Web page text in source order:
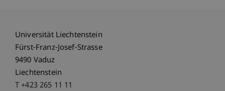
Universität Liechtenstein
Fürst-Franz-Josef-Strasse
9490 Vaduz
Liechtenstein
T +423 265 11 11